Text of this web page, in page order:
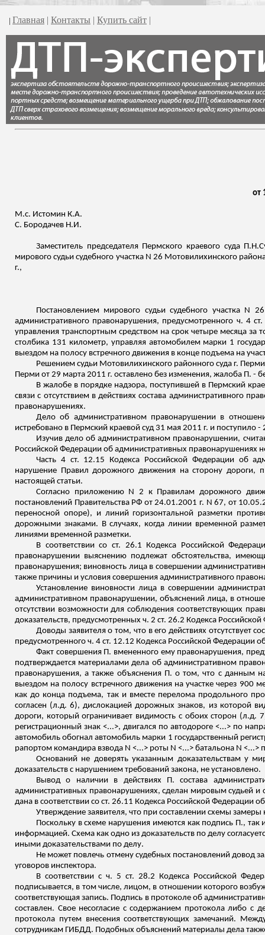
| Главная | Контакты | Купить сайт |
от
М.с. Истомин К.А.
С. Бородачев Н.И.
Заместитель председателя Пермского краевого суда
мирового судьи судебного участка N 26 Мотовилихинского
г.,
Постановлением мирового судьи судебного участка
административного правонарушения, предусмотренного ч. 4
управления транспортным средством на срок четыре месяца за
столбика 131 километр, управляя автомобилем марки 1
выездом на полосу встречного движения в конце подъема на
Решением судьи Мотовилихинского районного суда г.
Перми от 29 марта 2011 г. оставлено без изменения, жалоба П. -
В жалобе в порядке надзора, поступившей в Пермский
связи с отсутствием в действиях состава административного
правонарушениях.
Дело об административном правонарушении в
истребовано в Пермский краевой суд 31 мая 2011 г. и поступило -
Изучив дело об административном правонарушении,
Российской Федерации об административных правонарушениях
Часть 4 ст. 12.15 Кодекса Российской Федерации об
нарушение Правил дорожного движения на сторону дороги,
настоящей статьи.
Согласно приложению N 2 к Правилам дорожного
постановлений Правительства РФ от 24.01.2001 г. N 67, от
переносной опоре), и линий горизонтальной разметки
дорожными знаками. В случаях, когда линии временной
линиями временной разметки.
В соответствии со ст. 26.1 Кодекса Российской
правонарушении выяснению подлежат обстоятельства,
правонарушения; виновность лица в совершении
также причины и условия совершения административного
Установление виновности лица в совершении
административном правонарушении, объяснений лица, в
отсутствии возможности для соблюдения соответствующих
доказательств, предусмотренных ч. 2 ст. 26.2 Кодекса
Доводы заявителя о том, что в его действиях отсутствует
предусмотренного ч. 4 ст. 12.12 Кодекса Российской
Факт совершения П. вмененного ему правонарушения,
подтверждается материалами дела об административном
правонарушения, а также объяснения П. о том, что с данным
выездом на полосу встречного движения на участке через 900
как до конца подъема, так и вместе перелома продольного
согласен (л.д. 6), дислокацией дорожных знаков, из которой
дороги, который ограничивает видимость с обоих сторон (л.д.
регистрационный знак <...>, двигался по автодороге <...> по
автомобиль обогнал автомобиль марки 1 государственный
рапортом командира взвода N <...> роты N <...> батальона N
Оснований не доверять указанным доказательствам у
доказательств с нарушением требований закона, не установлено.
Вывод о наличии в действиях П. состава
административных правонарушениях, сделан мировым судьей и
дана в соответствии со ст. 26.11 Кодекса Российской Федерации
Утверждение заявителя, что при составлении схемы замеры
Поскольку в схеме нарушения имеются как подпись П., так
информацией. Схема как одно из доказательств по делу
иными доказательствами по делу.
Не может повлечь отмену судебных постановлений довод
уговоров инспектора.
В соответствии с ч. 5 ст. 28.2 Кодекса Российской
подписывается, в том числе, лицом, в отношении которого
соответствующая запись. Подпись в протоколе об
составлен. Свое несогласие с содержанием протокола либо
протокола путем внесения соответствующих замечаний.
сотрудникам ГИБДД. Подобных объяснений материалы дела